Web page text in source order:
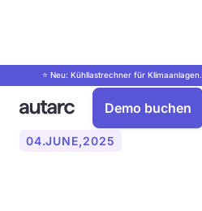
⭐ Neu: Kühllastrechner für Klimaanlagen.
Demo buchen
04.JUNE,2025